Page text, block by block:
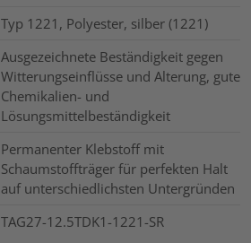
Typ 1221, Polyester, silber (1221)
Ausgezeichnete Beständigkeit gegen
Witterungseinflüsse und Alterung, gute
Chemikalien- und
Lösungsmittelbeständigkeit
Permanenter Klebstoff mit
Schaumstoffträger für perfekten Halt
auf unterschiedlichsten Untergründen
TAG27-12.5TDK1-1221-SR